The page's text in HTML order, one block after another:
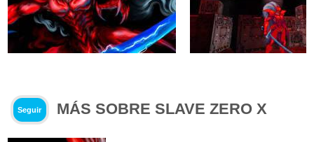
Seguir MÁS SOBRE SLAVE ZERO X